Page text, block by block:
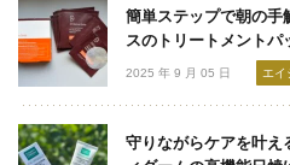
簡単ステップで朝の手
スのトリートメントパ
2025 年 9 月 05 日 エイ
守りながらケアを叶え